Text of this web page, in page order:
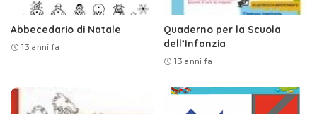
Abbecedario di Natale
13 anni fa
Quaderno per la Scuola
dell’Infanzia
13 anni fa